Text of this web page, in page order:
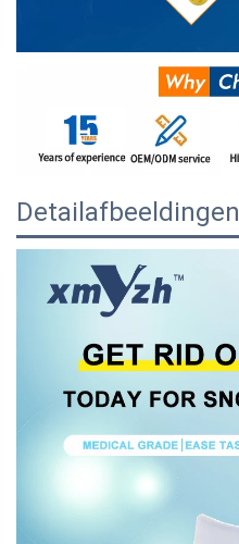
Detailafbeeldingen